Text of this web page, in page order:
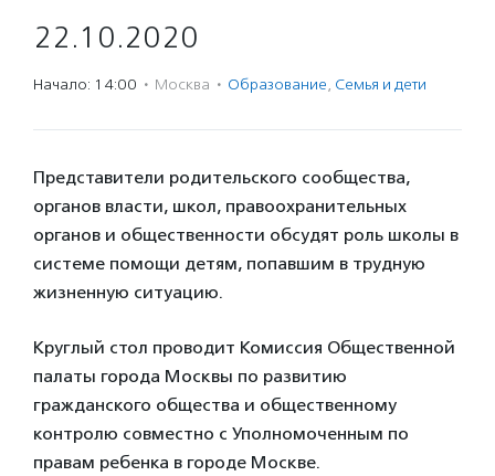
22.10.2020
Начало: 14:00 · Москва · Образование, Семья и дети
Представители родительского сообщества,
органов власти, школ, правоохранительных
органов и общественности обсудят роль школы в
системе помощи детям, попавшим в трудную
жизненную ситуацию.
Круглый стол проводит Комиссия Общественной
палаты города Москвы по развитию
гражданского общества и общественному
контролю совместно с Уполномоченным по
правам ребенка в городе Москве.